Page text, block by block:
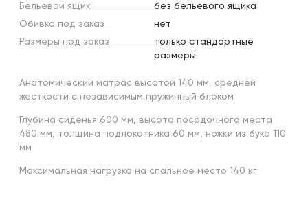
Бельевой ящик
без бельевого ящика
Обивка под заказ
нет
Размеры под заказ
только стандартные
размеры
Анатомический матрас высотой 140 мм, средней
жесткости с независимым пружинный блоком
Глубина сиденья 600 мм, высота посадочного места
480 мм, толщина подлокотника 60 мм, ножки из бука 110
мм
Максимальная нагрузка на спальное место 140 кг